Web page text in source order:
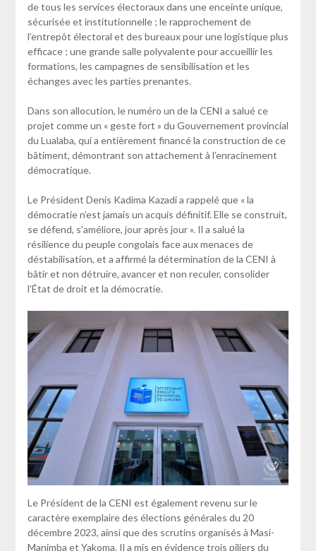
de tous les services électoraux dans une enceinte unique,
sécurisée et institutionnelle ; le rapprochement de
l’entrepôt électoral et des bureaux pour une logistique plus
efficace ; une grande salle polyvalente pour accueillir les
formations, les campagnes de sensibilisation et les
échanges avec les parties prenantes.
Dans son allocution, le numéro un de la CENI a salué ce
projet comme un « geste fort » du Gouvernement provincial
du Lualaba, qui a entièrement financé la construction de ce
bâtiment, démontrant son attachement à l’enracinement
démocratique.
Le Président Denis Kadima Kazadi a rappelé que « la
démocratie n’est jamais un acquis définitif. Elle se construit,
se défend, s’améliore, jour après jour ». Il a salué la
résilience du peuple congolais face aux menaces de
déstabilisation, et a affirmé la détermination de la CENI à
bâtir et non détruire, avancer et non reculer, consolider
l’État de droit et la démocratie.
Le Président de la CENI est également revenu sur le
caractère exemplaire des élections générales du 20
décembre 2023, ainsi que des scrutins organisés à Masi-
Manimba et Yakoma. Il a mis en évidence trois piliers du